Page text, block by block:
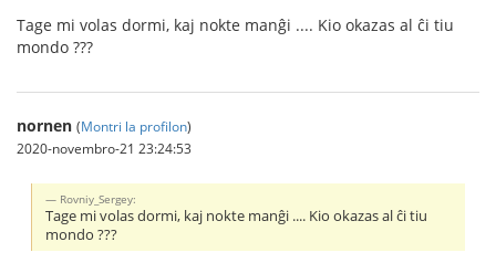
Tage mi volas dormi, kaj nokte manĝi .... Kio okazas al ĉi tiu
mondo ???
nornen (Montri la profilon)
2020-novembro-21 23:24:53
Rovniy_Sergey:
Tage mi volas dormi, kaj nokte manĝi .... Kio okazas al ĉi tiu
mondo ???